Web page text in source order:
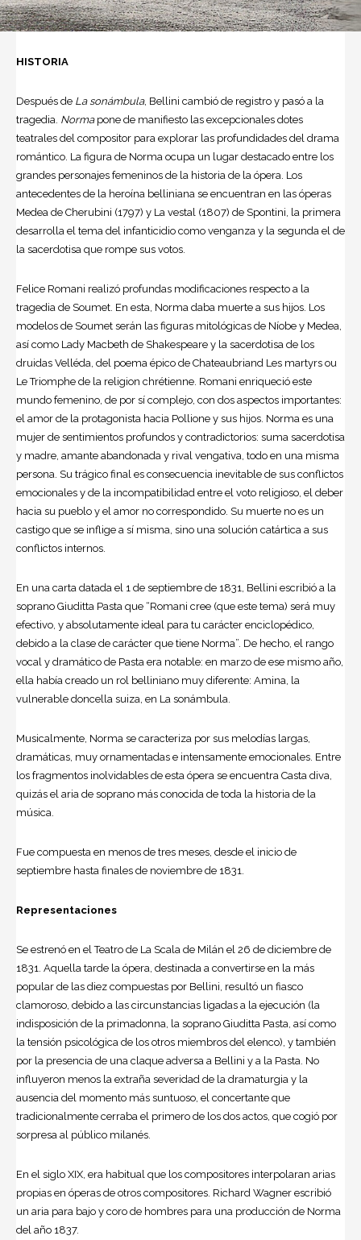
HISTORIA
Después de La sonámbula, Bellini cambió de registro y pasó a la
tragedia. Normapone de manifiesto las excepcionales dotes
teatrales del compositor para explorar las profundidades del drama
romántico. La figura de Norma ocupa un lugar destacado entre los
grandes personajes femeninos de la historia de la ópera . Los
antecedentes de la heroína belliniana se encuentran en las óperas
Medea de Cherubini (1797) y La vestal (1807) de Spontini, la primera
desarrolla el tema del infanticidio como venganza y la segunda el de
la sacerdotisa que rompe sus votos.
Felice Romani realizó profundas modificaciones respecto a la
tragedia de Soumet. En esta, Norma daba muerte a sus hijos. Los
modelos de Soumet serán las figuras mitológicas de Níobe y Medea,
así como Lady Macbeth de Shakespeare y la sacerdotisa de los
druidas Velléda, del poema épico de Chateaubriand Les martyrs ou
Le Triomphe de la religion chrétienne. Romani enriqueció este
mundo femenino, de por sí complejo, con dos aspectos importantes:
el amor de la protagonista hacia Pollione y sus hijos. Norma es una
mujer de sentimientos profundos y contradictorios: suma sacerdotisa
y madre, amante abandonada y rival vengativa, todo en una misma
persona. Su trágico final es consecuencia inevitable de sus conflictos
emocionales y de la incompatibilidad entre el voto religioso, el deber
hacia su pueblo y el amor no correspondido. Su muerte no es un
castigo que se inflige a sí misma, sino una solución catártica a sus
conflictos internos.
En una carta datada el 1 de septiembre de 1831, Bellini escribió a la
soprano Giuditta Pasta que “Romani cree (que este tema) será muy
efectivo, y absolutamente ideal para tu carácter enciclopédico,
debido a la clase de carácter que tiene Norma”. De hecho, el rango
vocal y dramático de Pasta era notable: en marzo de ese mismo año,
ella había creado un rol belliniano muy diferente: Amina, la
vulnerable doncella suiza, en La sonámbula.
Musicalmente, Norma se caracteriza por sus melodías largas,
dramáticas, muy ornamentadas e intensamente emocionales. Entre
los fragmentos inolvidables de esta ópera se encuentra Casta diva,
quizás el aria de soprano más conocida de toda la historia de la
música
Fue compuesta en menos de tres meses, desde el inicio de
septiembre hasta finales de noviembre de 1831.
Representaciones
Se estrenó en el Teatro de La Scala de Milán el 26 de diciembre de
1831. Aquella tarde la ópera, destinada a convertirse en la más
popular de las diez compuestas por Bellini, resultó un fiasco
clamoroso, debido a las circunstancias ligadas a la ejecución (la
indisposición de la primadonna, la soprano Giuditta Pasta, así como
la tensión psicológica de los otros miembros del elenco), y también
por la presencia de una claque adversa a Bellini y a la Pasta. No
influyeron menos la extraña severidad de la dramaturgia y la
ausencia del momento más suntuoso, el concertante que
tradicionalmente cerraba el primero de los dos actos, que cogió por
sorpresa al público milanés.
En el siglo XIX, era habitual que los compositores interpolaran arias
propias en óperas de otros compositores. Richard Wagner escribió
un aria para bajo y coro de hombres para una producción de Norma
del año 1837.